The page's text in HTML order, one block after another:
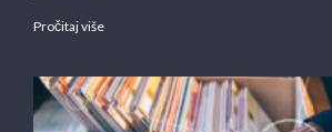
Pročitaj više